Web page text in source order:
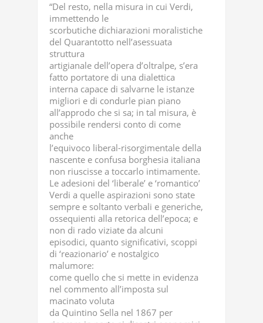
“Del resto, nella misura in cui Verdi,
immettendo le
scorbutiche dichiarazioni moralistiche
del Quarantotto nell’asessuata
struttura
artigianale dell’opera d’oltralpe, s’era
fatto portatore di una dialettica
interna capace di salvarne le istanze
migliori e di condurle pian piano
all’approdo che si sa; in tal misura, è
possibile rendersi conto di come
anche
l’equivoco liberal-risorgimentale della
nascente e confusa borghesia italiana
non riuscisse a toccarlo intimamente.
Le adesioni del ‘liberale’ e ‘romantico’
Verdi a quelle aspirazioni sono state
sempre e soltanto verbali e generiche,
ossequienti alla retorica dell’epoca; e
non di rado viziate da alcuni
episodici, quanto significativi, scoppi
di ‘reazionario’ e nostalgico
malumore:
come quello che si mette in evidenza
nel commento all’imposta sul
macinato voluta
da Quintino Sella nel 1867 per